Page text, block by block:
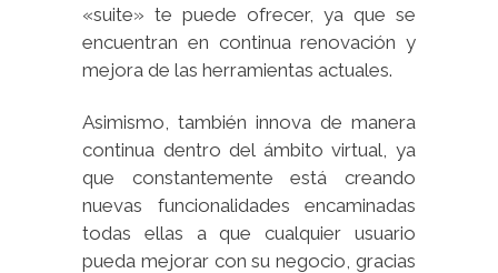
«suite» te puede ofrecer, ya que se
encuentran en continua renovación y
mejora de las herramientas actuales.
Asimismo, también innova de manera
continua dentro del ámbito virtual, ya
que constantemente está creando
nuevas funcionalidades encaminadas
todas ellas a que cualquier usuario
pueda mejorar con su negocio, gracias